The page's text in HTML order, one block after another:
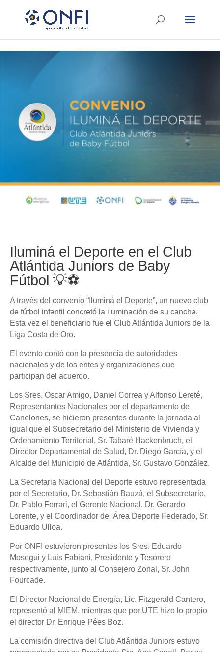
Iluminá el Deporte en el Club
Atlántida Juniors de Baby
Fútbol 💡⚽
A través del convenio “Iluminá el Deporte”, un nuevo club
de fútbol infantil concretó la iluminación de su cancha.
Esta vez el beneficiario fue el Club Atlántida Juniors de la
Liga Costa de Oro.
El evento contó con la presencia de autoridades
nacionales y de los entes y organizaciones que
participan del acuerdo.
Los Sres. Óscar Amigo, Daniel Correa y Alfonso Lereté,
Representantes Nacionales por el departamento de
Canelones, se hicieron presentes durante la jornada al
igual que el Subsecretario del Ministerio de Vivienda y
Ordenamiento Territorial, Sr. Tabaré Hackenbruch, el
Director Departamental de Salud, Dr. Diego García, y el
Alcalde del Municipio de Atlántida, Sr. Gustavo González.
La Secretaria Nacional del Deporte estuvo representada
por el Secretario, Dr. Sebastián Bauzá, el Subsecretario,
Dr. Pablo Ferrari, el Gerente Nacional, Dr. Gerardo
Lorente, y el Coordinador del Área Deporte Federado, Sr.
Eduardo Ulloa.
Por ONFI estuvieron presentes los Sres. Eduardo
Mosegui y Luis Fabiani, Presidente y Tesorero
respectivamente, junto al Consejero Zonal, Sr. John
Fourcade.
El Director Nacional de Energía, Lic. Fitzgerald Cantero,
representó al MIEM, mientras que por UTE hizo lo propio
el director Dr. Enrique Pées Boz.
La comisión directiva del Club Atlántida Juniors estuvo